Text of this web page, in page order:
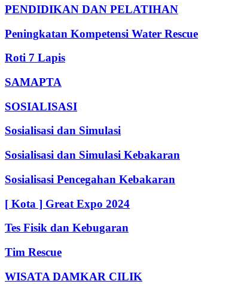
PENDIDIKAN DAN PELATIHAN
Peningkatan Kompetensi Water Rescue
Roti 7 Lapis
SAMAPTA
SOSIALISASI
Sosialisasi dan Simulasi
Sosialisasi dan Simulasi Kebakaran
Sosialisasi Pencegahan Kebakaran
[ Kota ] Great Expo 2024
Tes Fisik dan Kebugaran
Tim Rescue
WISATA DAMKAR CILIK